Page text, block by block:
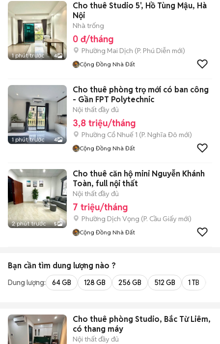
1 phút trước 4
Cho thuê Studio 5', Hồ Tùng Mậu, Hà
Nội
Nhà trống
0 đ/tháng
Phường Mai Dịch (P. Phú Diễn mới)
Cộng Đồng Nhà Đất
1 phút trước 4
Cho thuê phòng trọ mới có ban công
- Gần FPT Polytechnic
Nội thất đầy đủ
3,8 triệu/tháng
Phường Cổ Nhuế 1 (P. Nghĩa Đô mới)
Cộng Đồng Nhà Đất
2 phút trước 5
Cho thuê căn hộ mini Nguyễn Khánh
Toàn, full nội thất
Nội thất đầy đủ
7 triệu/tháng
Phường Dịch Vọng (P. Cầu Giấy mới)
Cộng Đồng Nhà Đất
Bạn cần tìm dung lượng nào ?
Dung lượng: 64 GB 128 GB 256 GB 512 GB 1 TB
Cho thuê phòng Studio, Bắc Từ Liêm,
có thang máy
Nội thất đầy đủ